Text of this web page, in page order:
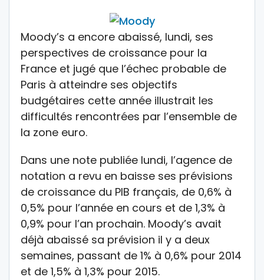
Moody’s a encore abaissé, lundi, ses
perspectives de croissance pour la
France et jugé que l’échec probable de
Paris à atteindre ses objectifs
budgétaires cette année illustrait les
difficultés rencontrées par l’ensemble de
la zone euro.
Dans une note publiée lundi, l’agence de
notation a revu en baisse ses prévisions
de croissance du PIB français, de 0,6% à
0,5% pour l’année en cours et de 1,3% à
0,9% pour l’an prochain. Moody’s avait
déjà abaissé sa prévision il y a deux
semaines, passant de 1% à 0,6% pour 2014
et de 1,5% à 1,3% pour 2015.